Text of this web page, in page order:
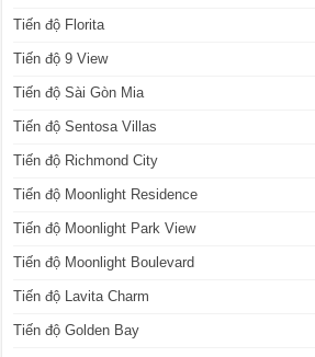
Tiến độ Florita
Tiến độ 9 View
Tiến độ Sài Gòn Mia
Tiến độ Sentosa Villas
Tiến độ Richmond City
Tiến độ Moonlight Residence
Tiến độ Moonlight Park View
Tiến độ Moonlight Boulevard
Tiến độ Lavita Charm
Tiến độ Golden Bay